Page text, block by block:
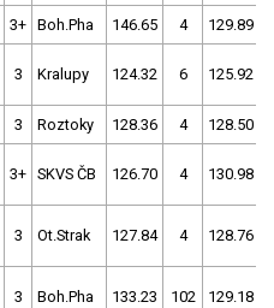
3+ Boh.Pha 146.65 4 129.89
3 Kralupy 124.32 6 125.92
3 Roztoky 128.36 4 128.50
3+ SKVS ČB 126.70 4 130.98
3 Ot.Strak 127.84 4 128.76
3 Boh.Pha 133.23 102 129.18